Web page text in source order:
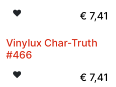
€ 7,41
Vinylux Char-Truth
#466
€ 7,41